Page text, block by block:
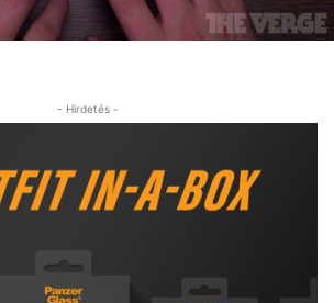
- Hirdetés -